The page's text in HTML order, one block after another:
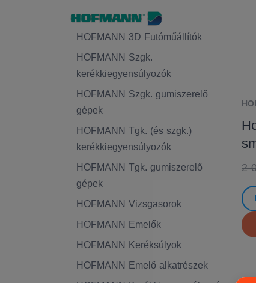
HOFMANN 3D Futóműállítók
HOFMANN Szgk.
kerékkiegyensúlyozók
HOFMANN Szgk. gumiszerelő
gépek
HOFMANN Tgk. (és szgk.)
kerékkiegyensúlyozók
HOFMANN Tgk. gumiszerelő
gépek
HOFMANN Vizsgasorok
HOFMANN Emelők
HOFMANN Keréksúlyok
HOFMANN Emelő alkatrészek
2